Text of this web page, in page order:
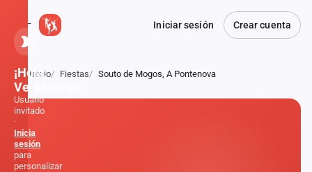
Iniciar sesión Crear cuenta
Atrás
Inicio Fiestas Souto de Mogos, A Pontenova
¡Hola,
Verbener@!
Usuario
invitado
·
Inicia
sesión
para
personalizar